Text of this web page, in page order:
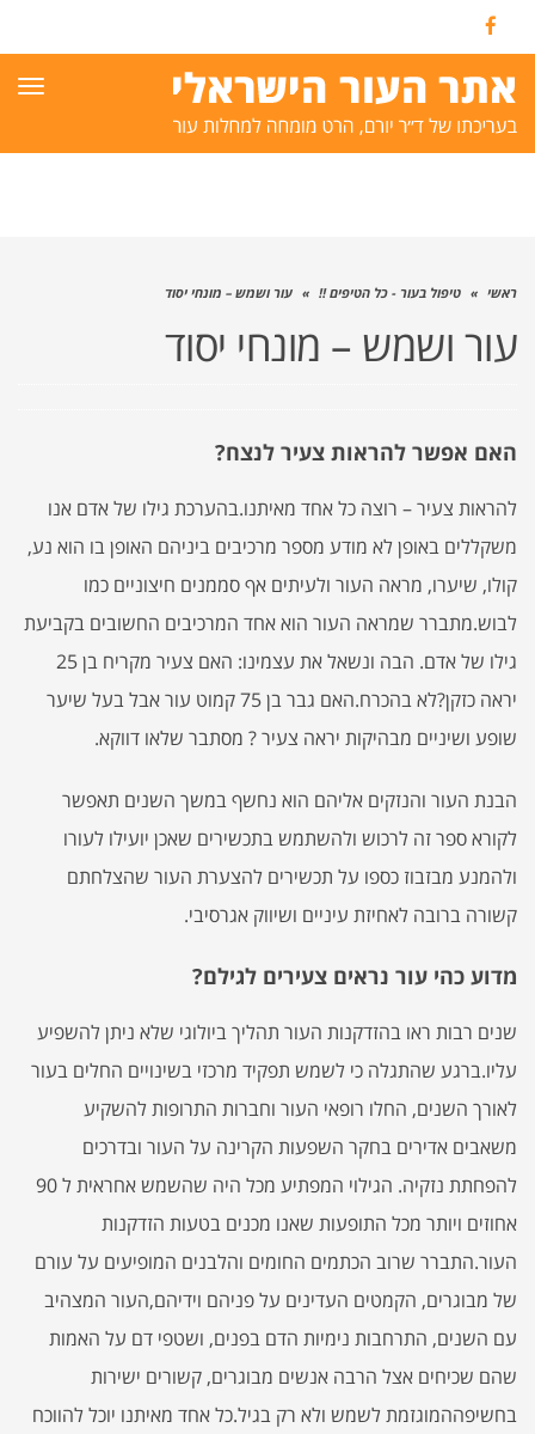
Facebook
ראשי » טיפול בעור - כל הטיפים !! » עור ושמש – מונחי יסוד
עור ושמש – מונחי יסוד
האם אפשר להראות צעיר לנצח?
להראות צעיר – רוצה כל אחד מאיתנו.בהערכת גילו של אדם אנו
משקללים באופן לא מודע מספר מרכיבים ביניהם האופן בו הוא נע,
קולו, שיערו, מראה העור ולעיתים אף סממנים חיצוניים כמו
לבוש.מתברר שמראה העור הוא אחד המרכיבים החשובים בקביעת
גילו של אדם. הבה ונשאל את עצמינו: האם צעיר מקריח בן 25
יראה כזקן?לא בהכרח.האם גבר בן 75 קמוט עור אבל בעל שיער
שופע ושיניים מבהיקות יראה צעיר ? מסתבר שלאו דווקא.
הבנת העור והנזקים אליהם הוא נחשף במשך השנים תאפשר
לקורא ספר זה לרכוש ולהשתמש בתכשירים שאכן יועילו לעורו
ולהמנע מבזבוז כספו על תכשירים להצערת העור שהצלחתם
קשורה ברובה לאחיזת עיניים ושיווק אגרסיבי.
מדוע כהי עור נראים צעירים לגילם?
שנים רבות ראו בהזדקנות העור תהליך ביולוגי שלא ניתן להשפיע
עליו.ברגע שהתגלה כי לשמש תפקיד מרכזי בשינויים החלים בעור
לאורך השנים, החלו רופאי העור וחברות התרופות להשקיע
משאבים אדירים בחקר השפעות הקרינה על העור ובדרכים
להפחתת נזקיה. הגילוי המפתיע מכל היה שהשמש אחראית ל 90
אחוזים ויותר מכל התופעות שאנו מכנים בטעות הזדקנות
העור.התברר שרוב הכתמים החומים והלבנים המופיעים על עורם
של מבוגרים, הקמטים העדינים על פניהם וידיהם,העור המצהיב
עם השנים, התרחבות נימיות הדם בפנים, ושטפי דם על האמות
שהם שכיחים אצל הרבה אנשים מבוגרים, קשורים ישירות
בחשיפההמוגזמת לשמש ולא רק בגיל.כל אחד מאיתנו יוכל להווכח